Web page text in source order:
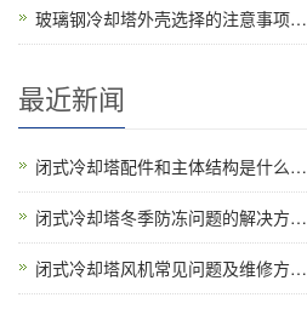
玻璃钢冷却塔外壳选择的注意事项…
最近新闻
闭式冷却塔配件和主体结构是什么…
闭式冷却塔冬季防冻问题的解决方…
闭式冷却塔风机常见问题及维修方…